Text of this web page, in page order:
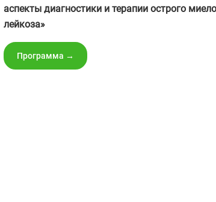
аспекты диагностики и терапии острого
лейкоза»
Программа →